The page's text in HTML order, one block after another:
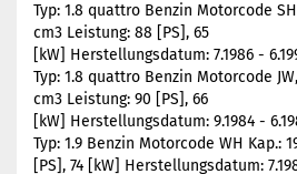
Typ: 1.8 quattro Benzin Motorcode SH
cm3 Leistung: 88 [PS], 65
[kW] Herstellungsdatum: 7.1986 -
Typ: 1.8 quattro Benzin Motorcode JW,
cm3 Leistung: 90 [PS], 66
[kW] Herstellungsdatum: 9.1984 -
Typ: 1.9 Benzin Motorcode WH Kap.:
[PS], 74 [kW] Herstellungsdatum: